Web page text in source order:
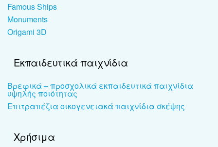
Famous Ships
Monuments
Origami 3D
Εκπαιδευτικά παιχνίδια
Βρεφικά – προσχολικά εκπαιδευτικά παιχνίδια
υψηλής ποιότητας
Επιτραπέζια οικογενειακά παιχνίδια σκέψης
Χρήσιμα